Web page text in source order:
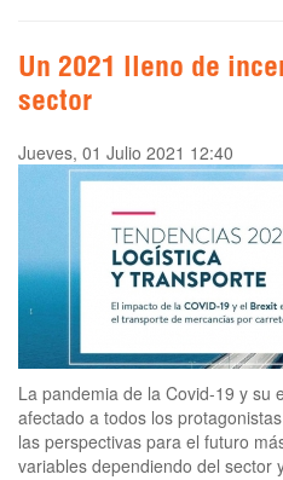
Un 2021 lleno de
sector
Jueves, 01 Julio 2021 12:40
La pandemia de la Covid-19 y su
afectado a todos los
las perspectivas para el futuro
variables dependiendo del sector